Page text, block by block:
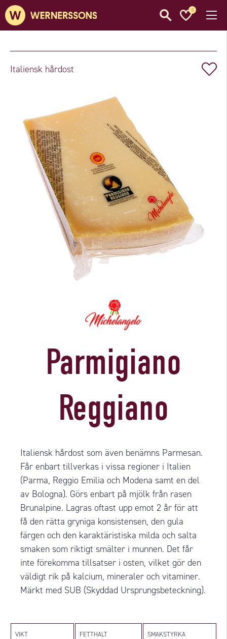
0
Italiensk hårdost
Parmigiano
Reggiano
Italiensk hårdost som även benämns Parmesan.
Får enbart tillverkas i vissa regioner i Italien
(Parma, Reggio Emilia och Modena samt en del
av Bologna). Görs enbart på mjölk från rasen
Brunalpine. Lagras oftast upp emot 2 år för att
få den rätta gryniga konsistensen, den gula
färgen och den karaktäristiska milda och salta
smaken som riktigt smälter i munnen. Det får
inte förekomma tillsatser i osten, vilket gör den
väldigt rik på kalcium, mineraler och vitaminer.
Märkt med SUB (Skyddad Ursprungsbeteckning).
VIKT FETTHALT SMAKSTYRKA